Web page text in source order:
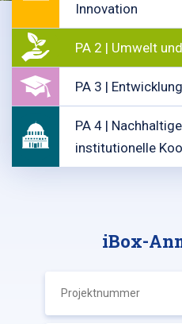
Innovation
PA 2 | Umwelt
PA 3 |
PA 4 |
institutionelle
iBox-